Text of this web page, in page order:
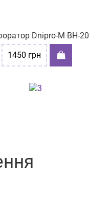
Dnipro-M BH-20
1450 грн